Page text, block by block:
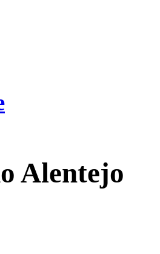
Alentejo